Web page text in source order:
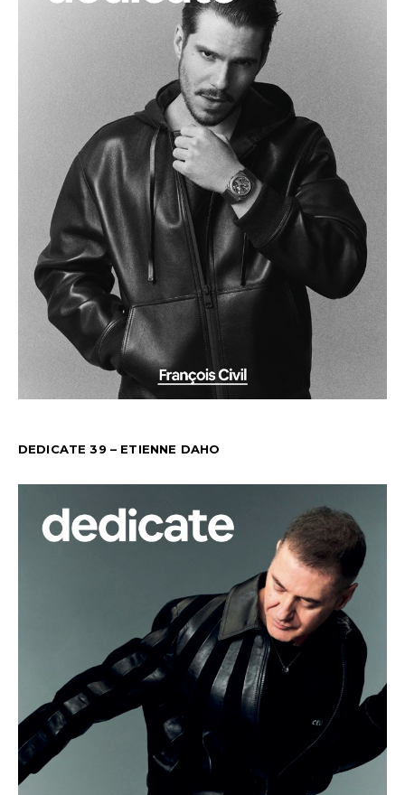
DEDICATE 39 – ETIENNE DAHO